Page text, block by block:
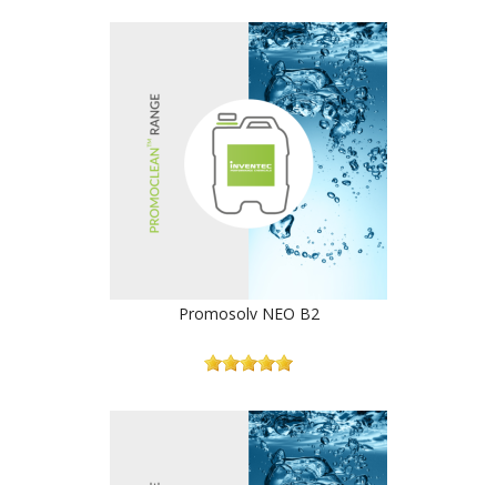
Promosolv NEO B2